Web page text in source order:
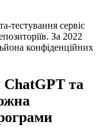
тестування сервіс
За 2022
конфіденційних
ChatGPT та